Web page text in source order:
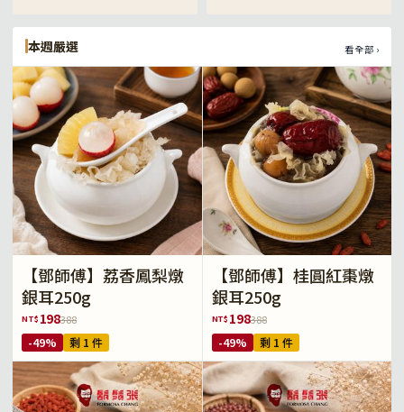
本週嚴選 看全部 ›
【鄧師傅】荔香鳳梨燉
銀耳250g
NT$ 198388
-49% 剩 1 件
【鄧師傅】桂圓紅棗燉
銀耳250g
NT$ 198388
-49% 剩 1 件